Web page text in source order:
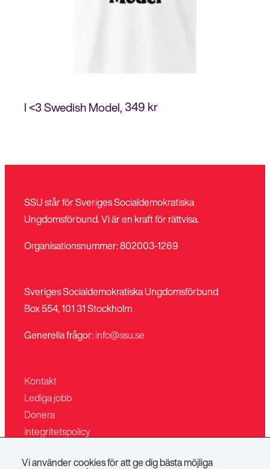
I <3 Swedish Model 349 kr
SSU står för Sveriges Socialdemokratiska
Ungdomsförbund. Vi är en kraft för rättvisa.
Organisationsnummer: 802003-1269
Sveriges Socialdemokratiska Ungdomsförbund
Box 554, 101 31 Stockholm
Generella frågor:info@ssu.se
Kontakt
Lediga jobb
Donera
Integritetspolicy
Villkor för butiken
Vi använder cookies för att ge dig bästa möjliga